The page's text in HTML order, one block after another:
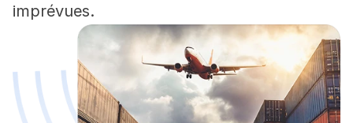
imprévues.